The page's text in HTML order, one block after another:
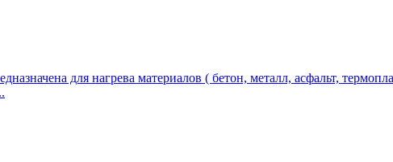
для нагрева материалов ( бетон, металл, асфальт,